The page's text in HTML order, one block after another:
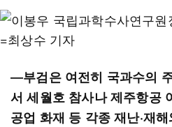
―부검은 여전히 국과수의
서 세월호 참사나 제주항공
공업 화재 등 각종 재난·재